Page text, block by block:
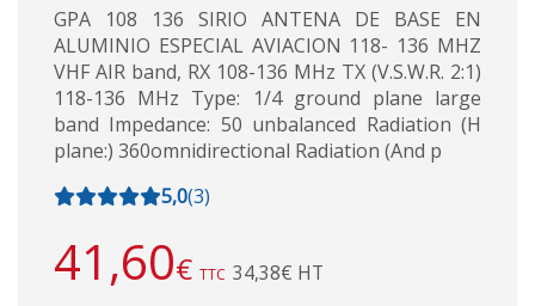
GPA 108 136 SIRIO ANTENA DE BASE EN
ALUMINIO ESPECIAL AVIACION 118- 136 MHZ
VHF AIR band, RX 108-136 MHz TX (V.S.W.R. 2:1)
118-136 MHz Type: 1/4 ground plane large
band Impedance: 50 unbalanced Radiation (H
plane:) 360omnidirectional Radiation (And p
5,0(3)
41,60€ TTC 34,38€ HT